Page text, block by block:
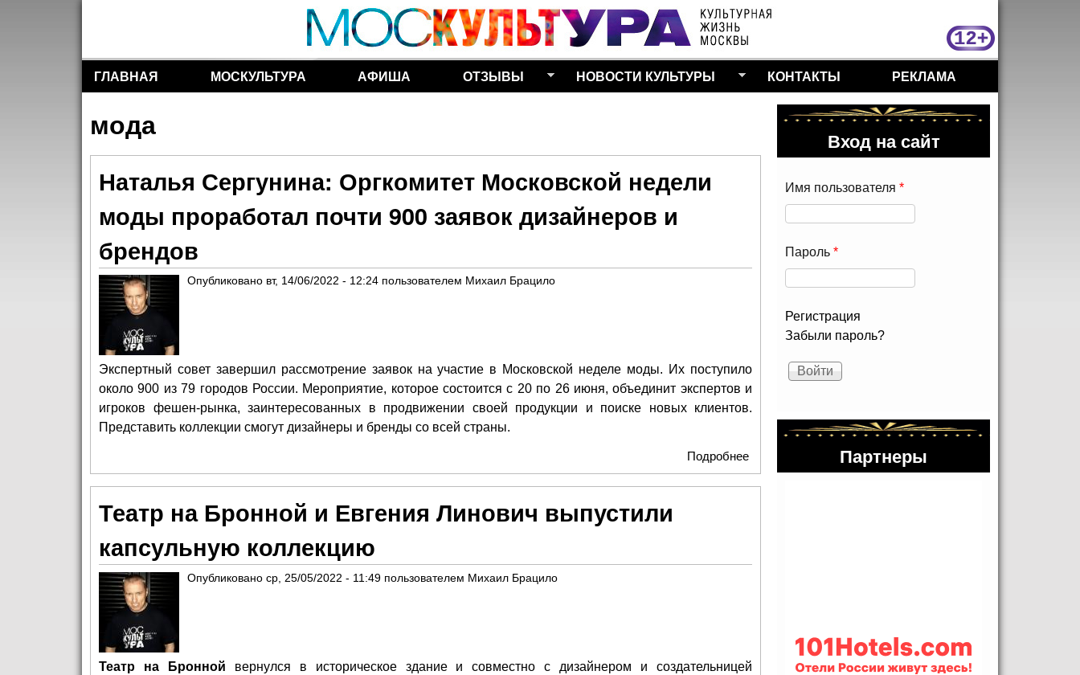
Перейти к основному
содержанию
Разделы сайта
ГЛАВНАЯ МОСКУЛЬТУРА АФИША ОТЗЫВЫ НОВОСТИ КУЛЬТУРЫ КОНТАКТЫ РЕКЛАМА
мода
Наталья Сергунина: Оргкомитет Московской недели
моды проработал почти 900 заявок дизайнеров и
брендов
Опубликовано вт, 14/06/2022 - 12:24 пользователем Михаил Брацило
Экспертный совет завершил рассмотрение заявок на участие в Московской неделе моды. Их поступило
около 900 из 79 городов России. Мероприятие, которое состоится с 20 по 26 июня, объединит экспертов и
игроков фешен-рынка, заинтересованных в продвижении своей продукции и поиске новых клиентов.
Представить коллекции смогут дизайнеры и бренды со всей страны.
Подробнее о Наталья Сергунина: Оргкомитет Московской недели
моды проработал почти 900 заявок дизайнеров и брендов
Театр на Бронной и Евгения Линович выпустили
капсульную коллекцию
Опубликовано ср, 25/05/2022 - 11:49 пользователем Михаил Брацило
Театр на Бронной вернулся в историческое здание и совместно с дизайнером и создательницей
Вход на сайт
Имя пользователя *
Пароль *
Регистрация
Забыли пароль?
Партнеры